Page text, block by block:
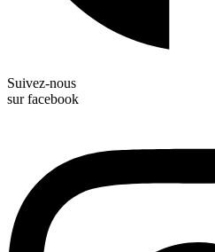
Suivez-nous
sur facebook